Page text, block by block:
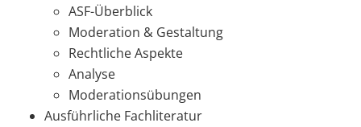
ASF-Überblick
Moderation & Gestaltung
Rechtliche Aspekte
Analyse
Moderationsübungen
Ausführliche Fachliteratur